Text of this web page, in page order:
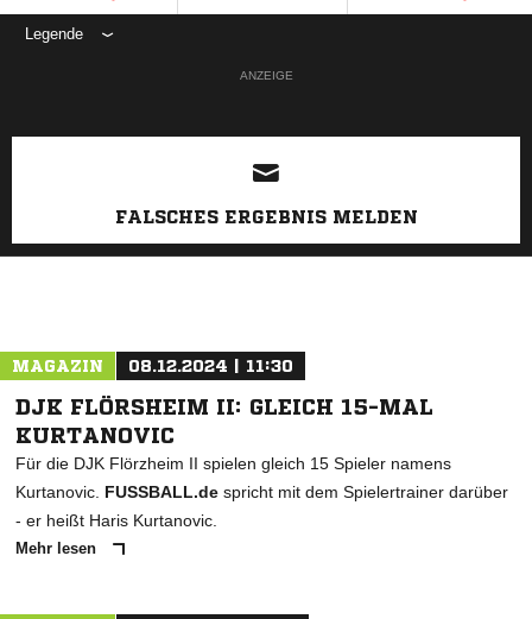
Legende
ANZEIGE
FALSCHES ERGEBNIS MELDEN
MAGAZIN 08.12.2024 | 11:30
DJK FLÖRSHEIM II: GLEICH 15-MAL
KURTANOVIC
Für die DJK Flörzheim II spielen gleich 15 Spieler namens
Kurtanovic. FUSSBALL.de spricht mit dem Spielertrainer darüber
- er heißt Haris Kurtanovic.
Mehr lesen